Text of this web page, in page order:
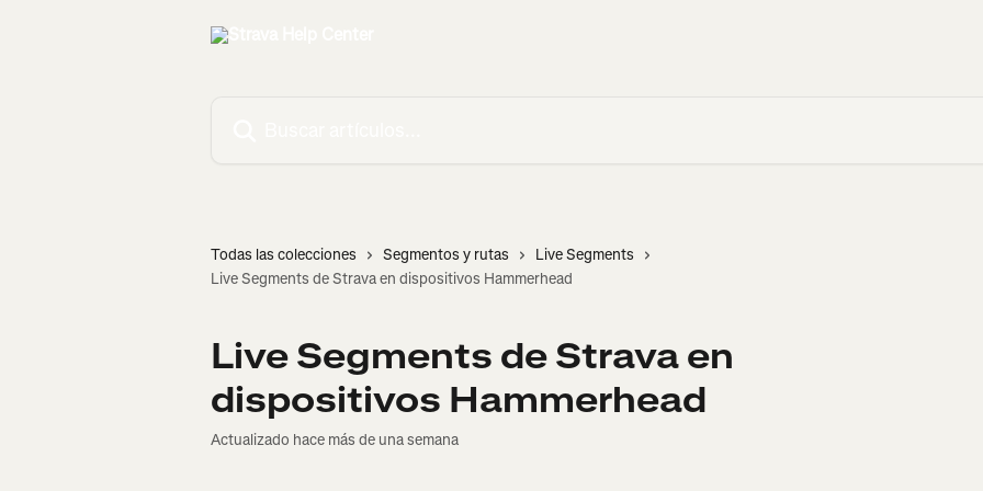
Todas las colecciones Segmentos y rutas
Live Segments
Live Segments de Strava en dispositivos Hammerhead
Live Segments de Strava en
dispositivos Hammerhead
Actualizado hace más de una semana